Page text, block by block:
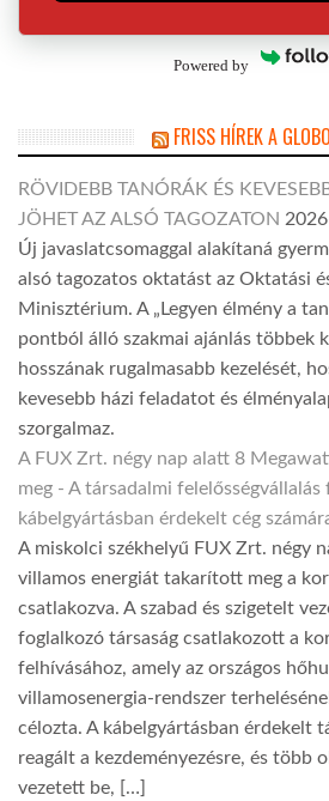
Powered by
FRISS HÍREK A
RÖVIDEBB TANÓRÁK ÉS
JÖHET AZ ALSÓ TAGOZATON
Új javaslatcsomaggal alakítaná
alsó tagozatos oktatást az Oktatási
Minisztérium. A „Legyen élmény a
pontból álló szakmai ajánlás többek
hosszának rugalmasabb kezelését,
kevesebb házi feladatot és
szorgalmaz.
A FUX Zrt. négy nap alatt 8
meg - A társadalmi felelősségvállalás
kábelgyártásban érdekelt cég
A miskolci székhelyű FUX Zrt. négy
villamos energiát takarított meg a
csatlakozva. A szabad és szigetelt
foglalkozó társaság csatlakozott a
felhívásához, amely az országos
villamosenergia-rendszer
célozta. A kábelgyártásban érdekelt
reagált a kezdeményezésre, és több
vezetett be, […]